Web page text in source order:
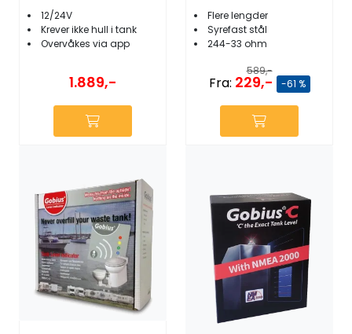
12/24V
Krever ikke hull i tank
Overvåkes via app
1.889,-
Flere lengder
Syrefast stål
244-33 ohm
589,-
Fra: 229,- -61 %